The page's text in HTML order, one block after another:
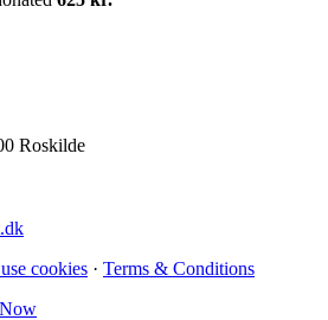
Roskilde
cookies · Terms & Conditions